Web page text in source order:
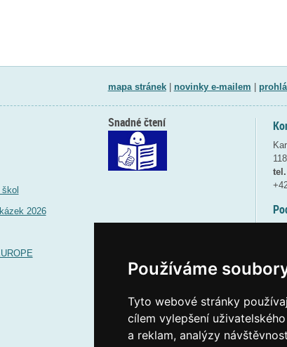
Používáme
Tyto webové stránky
cílem vylepšení
a reklam, analýzy
mapa stránek| novinky e-mailem
2026
Snadné čtení